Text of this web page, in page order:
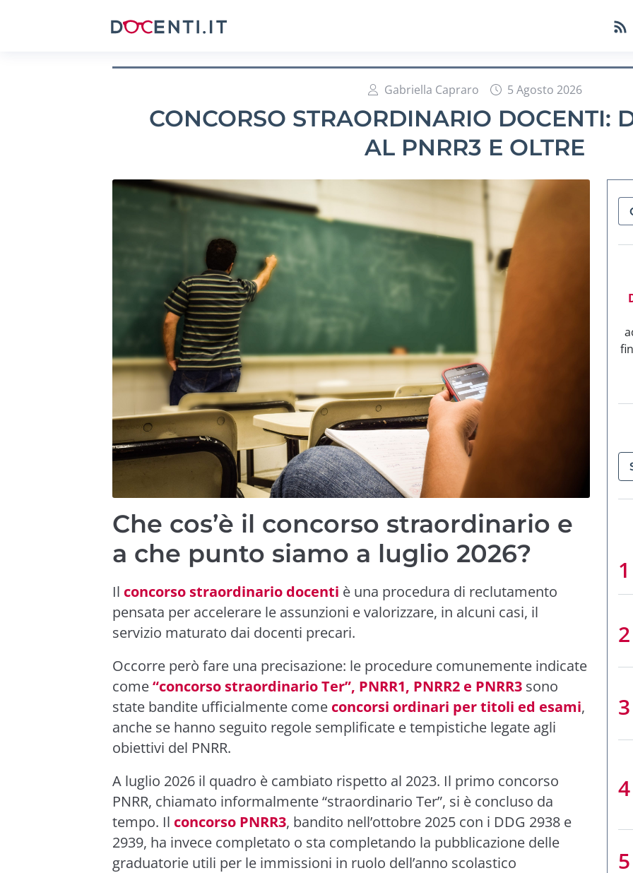
Gabriella Capraro 5 Agosto 2026
CONCORSO STRAORDINARIO DOCENTI:
AL PNRR3 E OLTRE
Che cos’è il concorso straordinario e
a che punto siamo a luglio 2026?
Il concorso straordinario docenti è una procedura di reclutamento
pensata per accelerare le assunzioni e valorizzare, in alcuni casi, il
servizio maturato dai docenti precari.
Occorre però fare una precisazione: le procedure comunemente indicate
come“concorso straordinario Ter”, PNRR1, PNRR2 e PNRR3 sono
state bandite ufficialmente come concorsi ordinari per titoli ed esami,
anche se hanno seguito regole semplificate e tempistiche legate agli
obiettivi del PNRR.
A luglio 2026 il quadro è cambiato rispetto al 2023. Il primo concorso
PNRR, chiamato informalmente “straordinario Ter”, si è concluso da
tempo. Il concorso PNRR3, bandito nell’ottobre 2025 con i DDG 2938 e
2939, ha invece completato o sta completando la pubblicazione delle
graduatorie utili per le immissioni in ruolo dell’anno scolastico